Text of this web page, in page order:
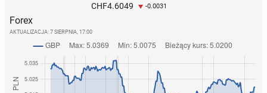
CHF4.6049 -0.0031
Forex
AKTUALIZACJA: 7 SIERPNIA, 17:00